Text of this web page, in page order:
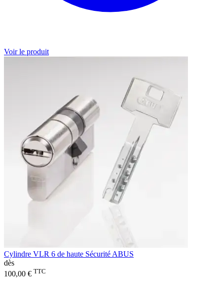
Voir le produit
Cylindre VLR 6 de haute Sécurité ABUS
dès
100,00 € TTC